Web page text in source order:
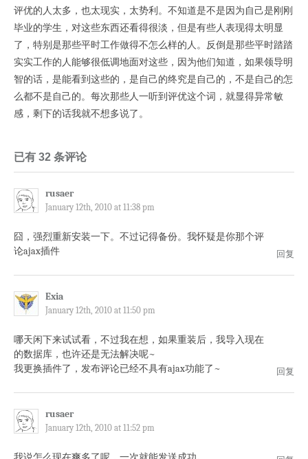
评优的人太多，也太现实，太势利。不知道是不是因为自己是刚刚
毕业的学生，对这些东西还看得很淡，但是有些人表现得太明显
了，特别是那些平时工作做得不怎么样的人。反倒是那些平时踏踏
实实工作的人能够很低调地面对这些，因为他们知道，如果领导明
智的话，是能看到这些的，是自己的终究是自己的，不是自己的怎
么都不是自己的。每次那些人一听到评优这个词，就显得异常敏
感，剩下的话我就不想多说了。
已有 32 条评论
rusaer
January 12th, 2010 at 11:38 pm
囧，强烈重新安装一下。不过记得备份。我怀疑是你那个评
论ajax插件
回复
Exia
January 12th, 2010 at 11:50 pm
哪天闲下来试试看，不过我在想，如果重装后，我导入现在
的数据库，也许还是无法解决呢~
我更换插件了，发布评论已经不具有ajax功能了~
回复
rusaer
January 12th, 2010 at 11:52 pm